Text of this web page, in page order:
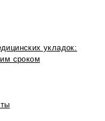
укладок:
сроком